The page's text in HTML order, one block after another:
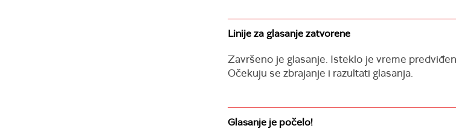
Linije za glasanje zatvorene
Završeno je glasanje. Isteklo je vreme
Očekuju se zbrajanje i razultati glasanja.
Glasanje je počelo!